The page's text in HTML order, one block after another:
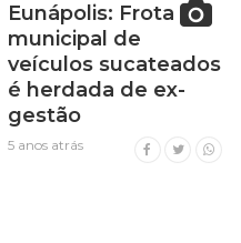
Eunápolis: Frota
municipal de
veículos sucateados
é herdada de ex-
gestão
5 anos atrás